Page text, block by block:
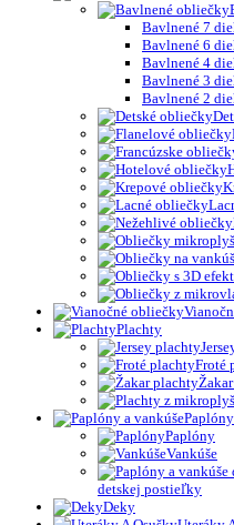
Bavlnené 7
Bavlnené 6
Bavlnené 4
Bavlnené 3
Bavlnené 2
Plachty
Froté
Paplóny
Vankúše
detskej postieľky
Deky